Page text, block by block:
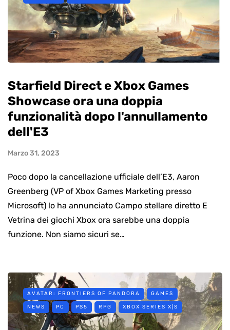
Starfield Direct e Xbox Games
Showcase ora una doppia
funzionalità dopo l'annullamento
dell'E3
Marzo 31, 2023
Poco dopo la cancellazione ufficiale dell’E3, Aaron
Greenberg (VP of Xbox Games Marketing presso
Microsoft) lo ha annunciato Campo stellare diretto E
Vetrina dei giochi Xbox ora sarebbe una doppia
funzione. Non siamo sicuri se…
AVATAR: FRONTIERS OF PANDORA GAMES
NEWS PC PS5 RPG XBOX SERIES X|S